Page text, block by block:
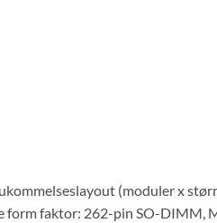
(moduler x
form faktor: 262-pin SO-DIMM,